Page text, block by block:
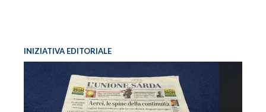
INIZIATIVA EDITORIALE